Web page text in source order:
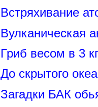
Встряхивание
Вулканическая
Гриб весом в 3
До скрытого
Загадки БАК